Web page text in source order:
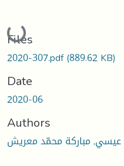
Loading...
Files
2020-307.pdf(889.62 KB)
Date
2020-06
Authors
عيسي, مباركة محمّد معريش